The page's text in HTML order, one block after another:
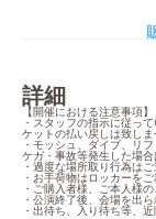
詳細
【開催における注意事項】
・スタッフの指示に従っ
ケットの払い戻しは致し
・モッシュ、ダイブ、リ
ケガ・事故等発生した場
・過度な場所取り行為はご
・お手荷物はロッカーをご
・ご購入者様、ご本人様
・公演終了後、会場を出
・出待ち、入り待ち等、